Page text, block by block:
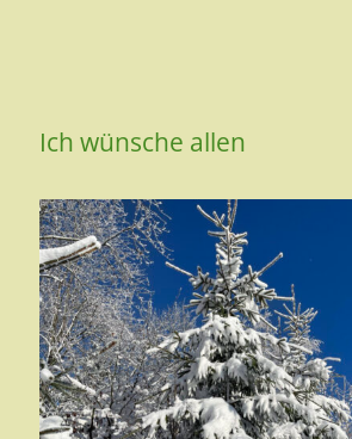
Ich wünsche allen